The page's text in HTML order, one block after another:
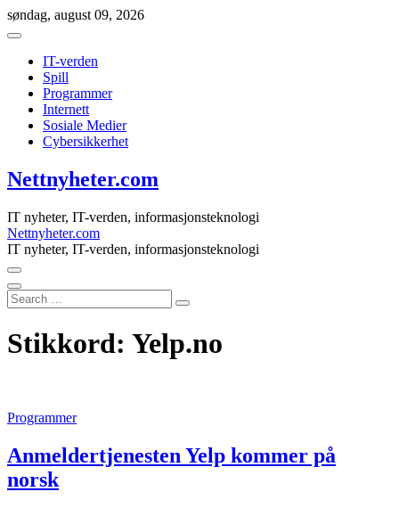
Skip
to
søndag, august 09, 2026
IT-verden
Spill
Programmer
Internett
Sosiale Medier
Cybersikkerhet
Nettnyheter.com
IT nyheter, IT-verden, informasjonsteknologi
Nettnyheter.com
IT nyheter, IT-verden, informasjonsteknologi
Search
…
Stikkord: Yelp.no
Programmer
Anmeldertjenesten Yelp kommer på
norsk